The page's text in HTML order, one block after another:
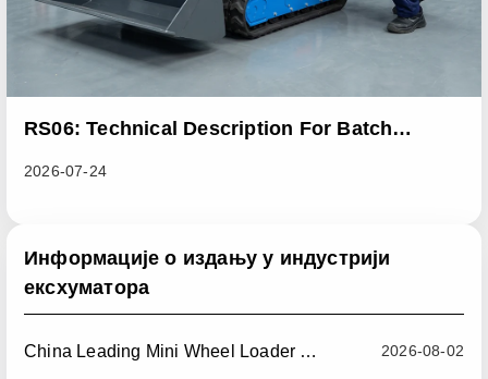
RS06: Technical Description For Batch
2026-07-24
Информације о издању у индустрији
ексхуматора
2026-08-02
China Leading Mini Wheel Loader Supplier: Reliable Compact Wheel Loaders For Global Markets